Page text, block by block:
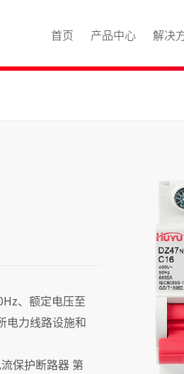
首页 产品中心 解决
、额定电压至
电力线路设施和
保护断路器 第